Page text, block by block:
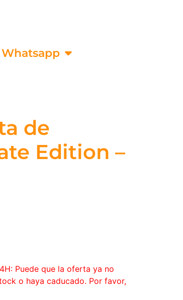
Whatsapp
de
Edition –
Puede que la oferta ya no
o haya caducado. Por favor,